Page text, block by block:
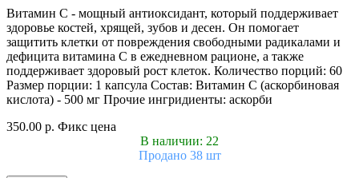
Витамин С - мощный антиоксидант, который поддерживает
здоровье костей, хрящей, зубов и десен. Он помогает
защитить клетки от повреждения свободными радикалами и
дефицита витамина С в ежедневном рационе, а также
поддерживает здоровый рост клеток. Количество порций: 60
Размер порции: 1 капсула Состав: Витамин С (аскорбиновая
кислота) - 500 мг Прочие ингридиенты: аскорби
350.00 р. Фикс цена
В наличии: 22
Продано 38 шт